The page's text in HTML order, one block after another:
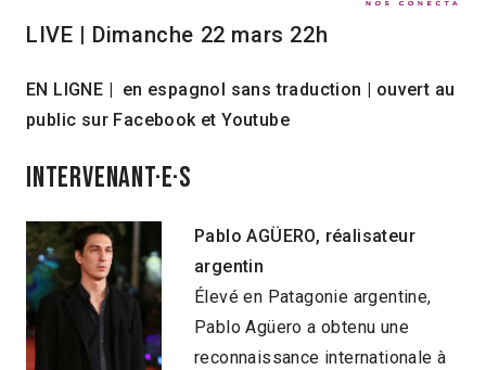
LIVE | Dimanche 22 mars 22h
EN LIGNE | en espagnol sans traduction | ouvert au
public sur Facebook et Youtube
INTERVENANT·E·S
Pablo AGÜERO, réalisateur
argentin
Élevé en Patagonie argentine,
Pablo Agüero a obtenu une
reconnaissance internationale à